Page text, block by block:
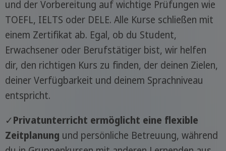
und der Vorbereitung auf wichtige Prüfungen wie
TOEFL, IELTS oder DELE. Alle Kurse schließen mit
einem Zertifikat ab. Egal, ob du Student,
Erwachsener oder Berufstätiger bist, wir helfen
dir, den richtigen Kurs zu finden, der deinen Zielen,
deiner Verfügbarkeit und deinem Sprachniveau
entspricht.
✓Privatunterricht ermöglicht eine flexible
Zeitplanung und persönliche Betreuung, während